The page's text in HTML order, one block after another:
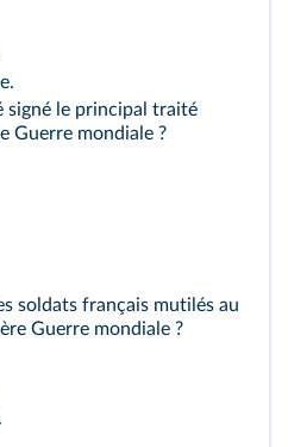
signé le principal traité
Guerre mondiale ?
soldats français mutilés au
Guerre mondiale ?